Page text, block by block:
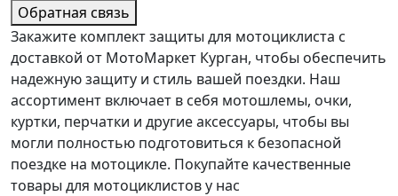
Обратная связь
Закажите комплект защиты для мотоциклиста с
доставкой от МотоМаркет Курган, чтобы обеспечить
надежную защиту и стиль вашей поездки. Наш
ассортимент включает в себя мотошлемы, очки,
куртки, перчатки и другие аксессуары, чтобы вы
могли полностью подготовиться к безопасной
поездке на мотоцикле. Покупайте качественные
товары для мотоциклистов у нас